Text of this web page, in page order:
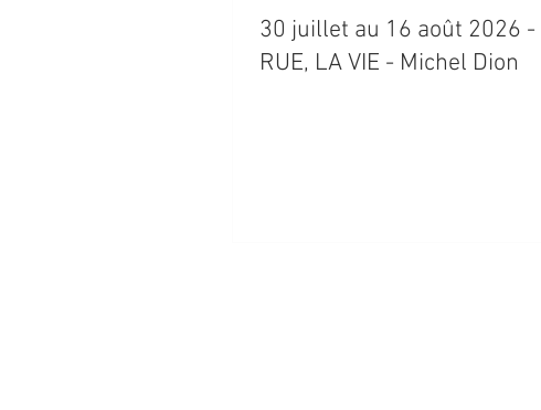
30 juillet au 16 août 2026 -
RUE, LA VIE - Michel Dion